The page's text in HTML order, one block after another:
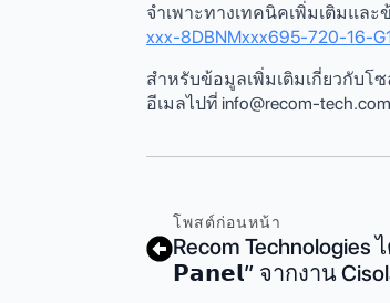
จำเพาะทางเทคนิคเพิ่มเติมและ
xxx-8DBNMxxx695-720-16-
สําหรับข้อมูลเพิ่มเติมเกี่ยวกับโ
อีเมลไปที่ info@recom-tech.com
โพสต์ก่อนหน้า
Recom
𝗣𝗮𝗻𝗲𝗹” จากงาน